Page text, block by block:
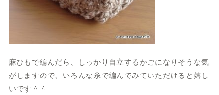
麻ひもで編んだら、しっかり自立するかごになりそうな気
がしますので、いろんな糸で編んでみていただけると嬉し
いです＾＾